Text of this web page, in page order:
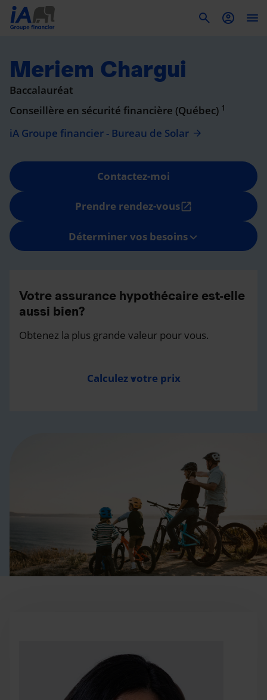
Meriem Chargui
Baccalauréat
Conseillère en sécurité financière (Québec) 1
iA Groupe financier - Bureau de Solar
Contactez-moi
Prendre rendez-vousopen_in_new
Déterminer vos besoins
Votre assurance hypothécaire est-elle
aussi bien?
Obtenez la plus grande valeur pour vous.
Calculez votre prix